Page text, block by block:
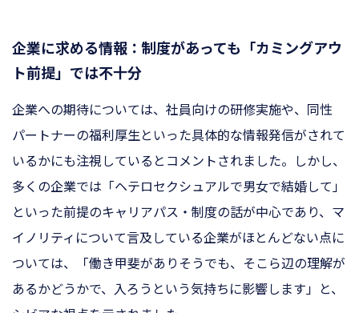
企業に求める情報：制度があっても「カミングアウ
ト前提」では不十分
企業への期待については、社員向けの研修実施や、同性
パートナーの福利厚生といった具体的な情報発信がされて
いるかにも注視しているとコメントされました。しかし、
多くの企業では「ヘテロセクシュアルで男女で結婚して」
といった前提のキャリアパス・制度の話が中心であり、マ
イノリティについて言及している企業がほとんどない点に
ついては、「働き甲斐がありそうでも、そこら辺の理解が
あるかどうかで、入ろうという気持ちに影響します」と、